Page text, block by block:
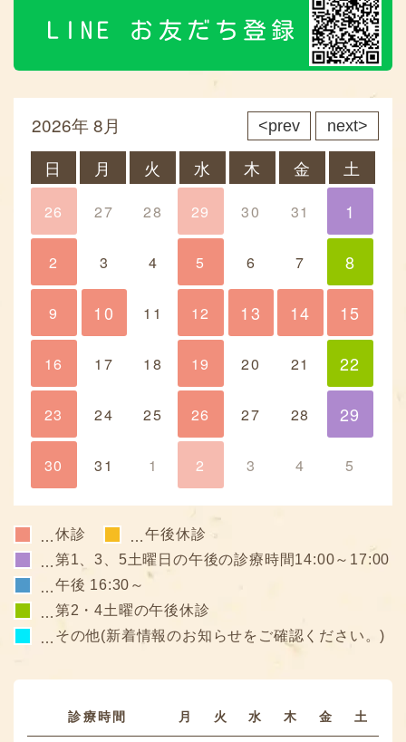
LINE お友だち登録
prev
2026年 8月 next
日 月 火 水 木 金 土
26 27 28 29 30 31 1
1
2 3 4 5 6 7 8
8
9 10 11 12 13 14 15
10 13 14 15
16 17 18 19 20 21 22
22
23 24 25 26 27 28 29
29
30 31 1 2 3 4 5
…休診 …午後休診
…第1、3、5土曜日の午後の診療時間14:00～17:00
…午後 16:30～
…第2・4土曜の午後休診
… その他(新着情報のお知らせをご確認ください。)
診療時間 月 火 水 木 金 土